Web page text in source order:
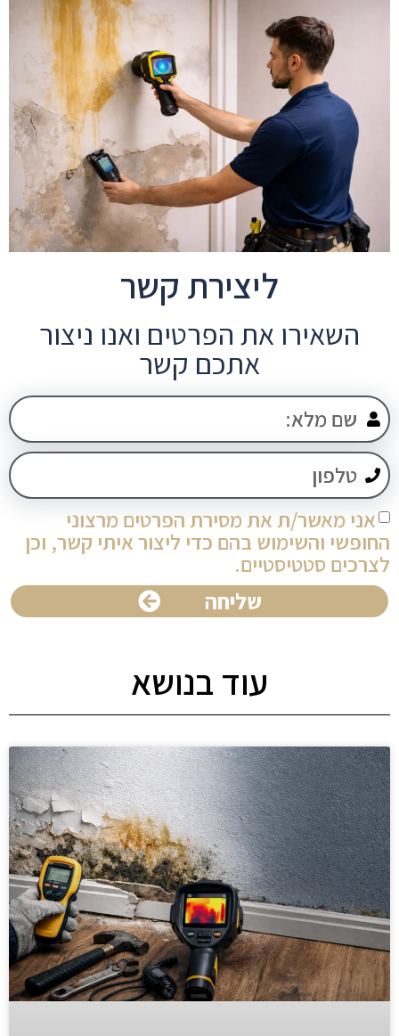
ליצירת קשר
השאירו את הפרטים ואנו ניצור
אתכם קשר
אני מאשר/ת את מסירת הפרטים מרצוני
החופשי והשימוש בהם כדי ליצור איתי קשר, וכן
לצרכים סטטיסטיים.
שליחה
עוד בנושא